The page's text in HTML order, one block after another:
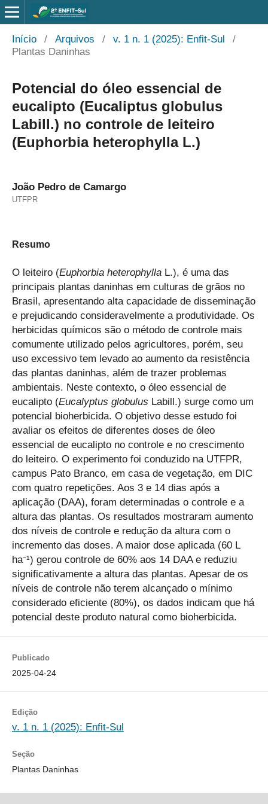
Início / Arquivos / v. 1 n. 1 (2025): Enfit-Sul
/
Plantas Daninhas
Potencial do óleo essencial de
eucalipto (Eucaliptus globulus
Labill.) no controle de leiteiro
(Euphorbia heterophylla L.)
João Pedro de Camargo
UTFPR
Resumo
O leiteiro (Euphorbia heterophyllaL.), é uma das
principais plantas daninhas em culturas de grãos no
Brasil, apresentando alta capacidade de disseminação
e prejudicando consideravelmente a produtividade. Os
herbicidas químicos são o método de controle mais
comumente utilizado pelos agricultores, porém, seu
uso excessivo tem levado ao aumento da resistência
das plantas daninhas, além de trazer problemas
ambientais. Neste contexto, o óleo essencial de
eucalipto (Eucalyptus globulus Labill.) surge como um
potencial bioherbicida. O objetivo desse estudo foi
avaliar os efeitos de diferentes doses de óleo
essencial de eucalipto no controle e no crescimento
do leiteiro. O experimento foi conduzido na UTFPR,
campus Pato Branco, em casa de vegetação, em DIC
com quatro repetições. Aos 3 e 14 dias após a
aplicação (DAA), foram determinadas o controle e a
altura das plantas. Os resultados mostraram aumento
dos níveis de controle e redução da altura com o
incremento das doses. A maior dose aplicada (60 L
ha⁻¹) gerou controle de 60% aos 14 DAA e reduziu
significativamente a altura das plantas. Apesar de os
níveis de controle não terem alcançado o mínimo
considerado eficiente (80%), os dados indicam que há
potencial deste produto natural como bioherbicida.
Publicado
2025-04-24
Edição
v. 1 n. 1 (2025): Enfit-Sul
Seção
Plantas Daninhas